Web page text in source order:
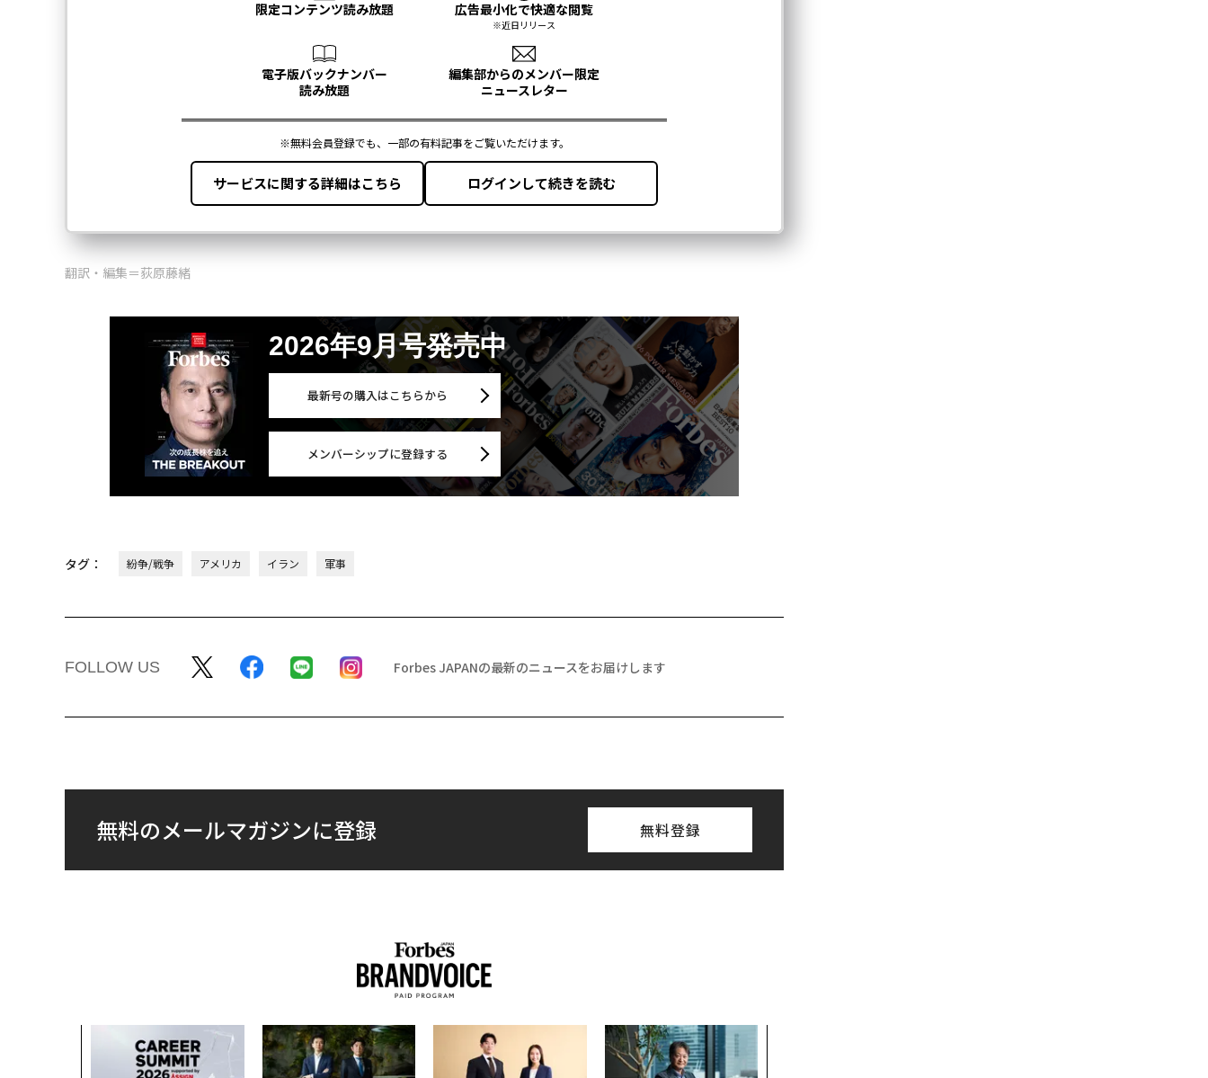
翻訳・編集＝荻原藤緒
2026年9月号発売中
最新号の購入はこちらから
メンバーシップに登録する
タグ： 紛争/戦争 アメリカ イラン 軍事
FOLLOW US Forbes JAPANの最新のニュースをお届けします
無料のメールマガジンに登録 無料登録